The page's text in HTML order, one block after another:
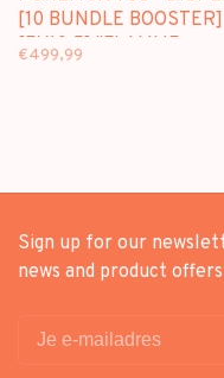
[10 BUNDLE BOOSTER]
[EV10.5] "FLAMME
€499,99
Sign up for our
news and product